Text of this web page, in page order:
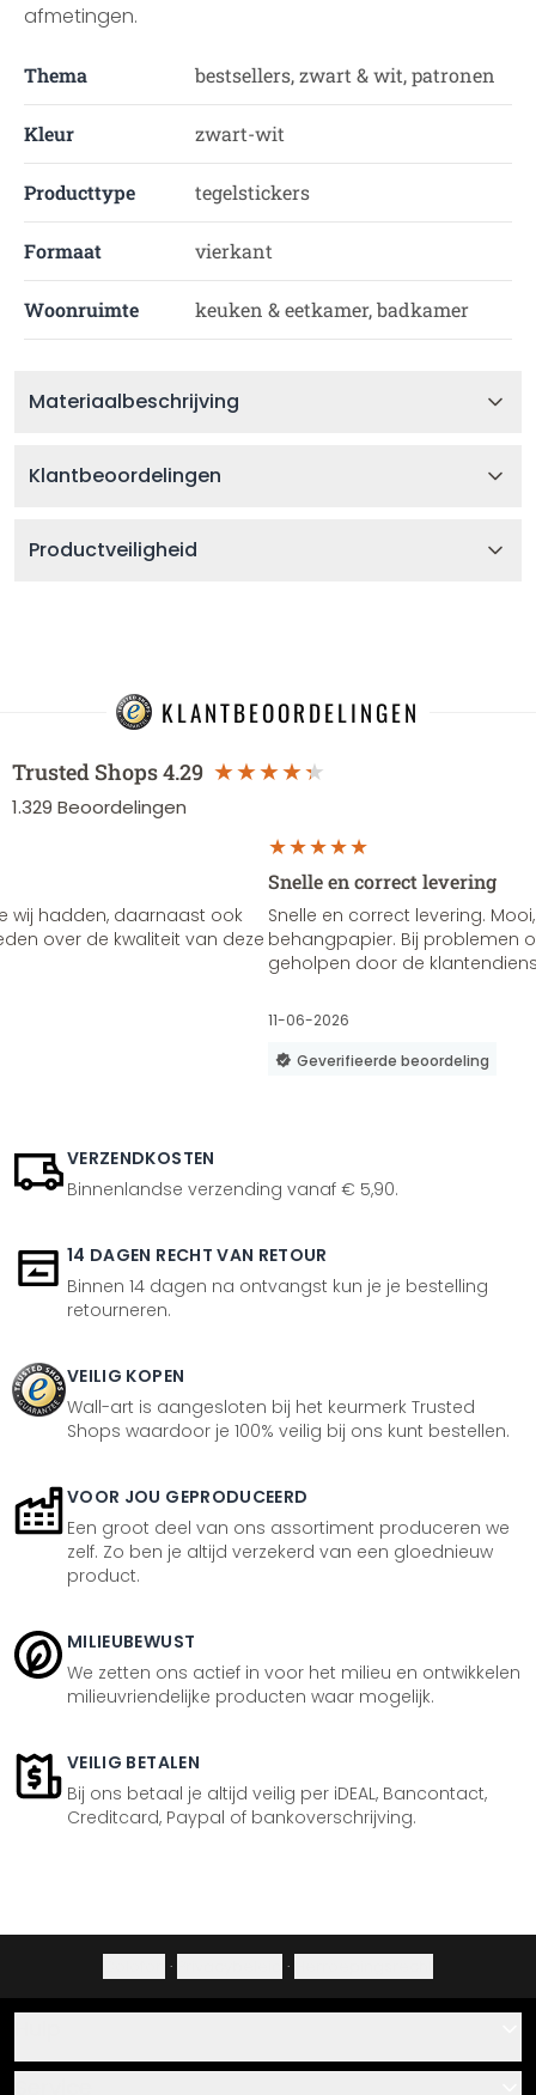
afmetingen.
Thema bestsellers, zwart & wit, patronen
Kleur zwart-wit
Producttype tegelstickers
Formaat vierkant
Woonruimte keuken & eetkamer, badkamer
Materiaalbeschrijving
Klantbeoordelingen
Productveiligheid
KLANTBEOORDELINGEN
Trusted Shops4.29
1.329 Beoordelingen
wij hadden, daarnaast ook
over de kwaliteit van deze
Snelle en correct levering
Snelle en correct levering.
behangpapier. Bij problemen
geholpen door de
11-06-2026
Geverifieerde beoordeling
VERZENDKOSTEN
Binnenlandse verzending vanaf € 5,90.
14 DAGEN RECHT VAN RETOUR
Binnen 14 dagen na ontvangst kun je je bestelling
retourneren.
VEILIG KOPEN
Wall-art is aangesloten bij het keurmerk Trusted
Shops waardoor je 100% veilig bij ons kunt bestellen.
VOOR JOU GEPRODUCEERD
Een groot deel van ons assortiment produceren we
zelf. Zo ben je altijd verzekerd van een gloednieuw
product.
MILIEUBEWUST
We zetten ons actief in voor het milieu en ontwikkelen
milieuvriendelijke producten waar mogelijk.
VEILIG BETALEN
Bij ons betaal je altijd veilig per iDEAL, Bancontact,
Creditcard, Paypal of bankoverschrijving.
· ·